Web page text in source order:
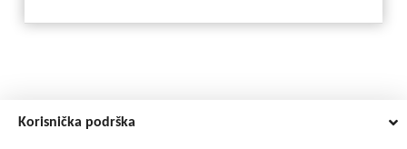
Korisnička podrška